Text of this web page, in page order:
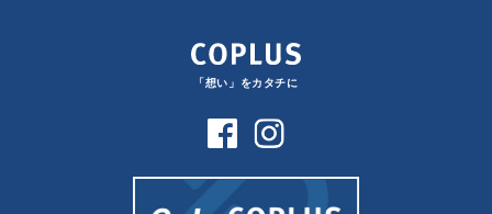
「想い」をカタチに